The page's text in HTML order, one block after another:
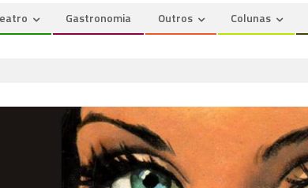
Gastronomia Outros Colunas